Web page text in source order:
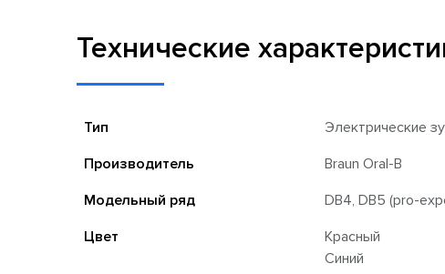
Технические
Тип
Электрические
Производитель
Braun Oral-B
Модельный ряд
DB4, DB5 (pro-
Цвет
Красный
Синий